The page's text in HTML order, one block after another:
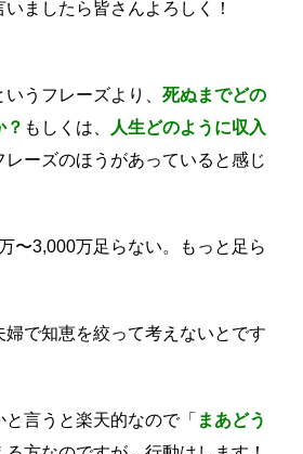
いましたら皆さんよろしく！
うフレーズより、 死ぬまでどの
？ もしくは、
人生どのように収入
レーズのほうがあっていると感じ
〜3,000万足らない。もっと足ら
婦で知恵を絞って考えないとです
言うと楽天的なので「 まあどう